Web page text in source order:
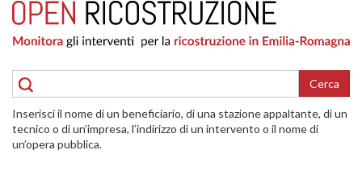
RICOSTRUZIONE
PUBBLICA
DELLE
ABITAZIONI
RICOSTRUZIONE
ATTIVITÀ
Cerca
Inserisci il nome di un beneficiario, di una stazione appaltante, di un
tecnico o di un’impresa, l’indirizzo di un intervento o il nome di
un’opera pubblica.